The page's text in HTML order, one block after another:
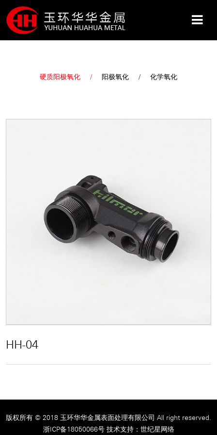
新闻资讯
联系我们
ENGLISH
硬质阳极氧化 阳极氧化 化学氧化
HH-04
版权所有 © 2018 玉环华华金属表面处理有限公司 All right reserved.
浙ICP备18050066号 技术支持： 世纪星网络